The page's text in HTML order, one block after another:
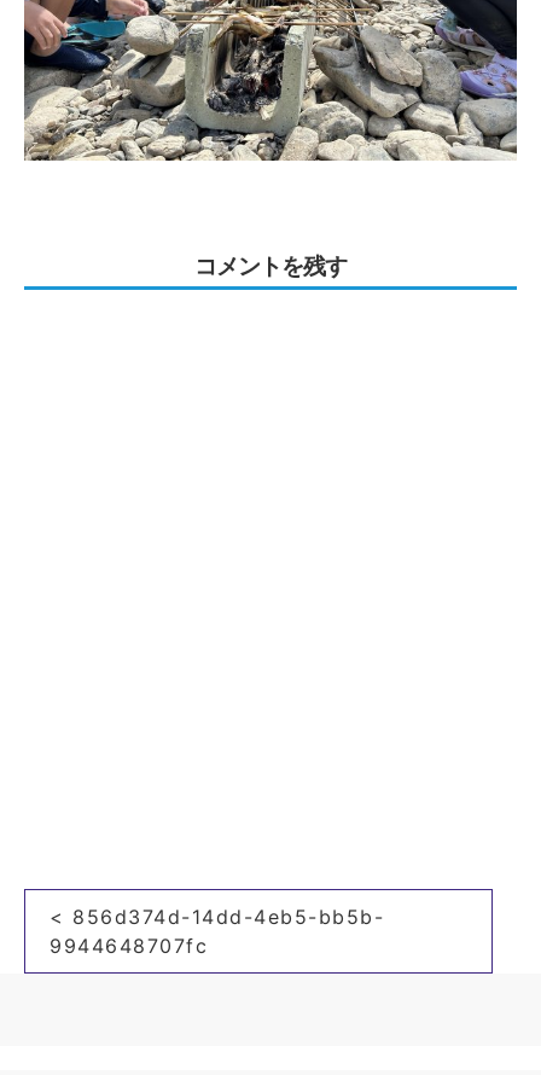
コメントを残す
ナ
< 856d374d-14dd-4eb5-bb5b-
9944648707fc